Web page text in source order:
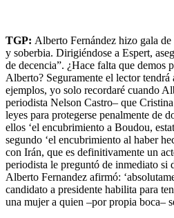
TGP: Alberto Fernández hizo gala
y soberbia. Dirigiéndose a Espert,
de decencia”. ¿Hace falta que demos
Alberto? Seguramente el lector tendrá
ejemplos, yo solo recordaré cuando
periodista Nelson Castro– que
leyes para protegerse penalmente de
ellos ‘el encubrimiento a Boudou,
segundo ‘el encubrimiento al haber
con Irán, que es definitivamente un
periodista le preguntó de inmediato si
Alberto Fernandez afirmó:
candidato a presidente habilita para
una mujer a quien –por propia boca–